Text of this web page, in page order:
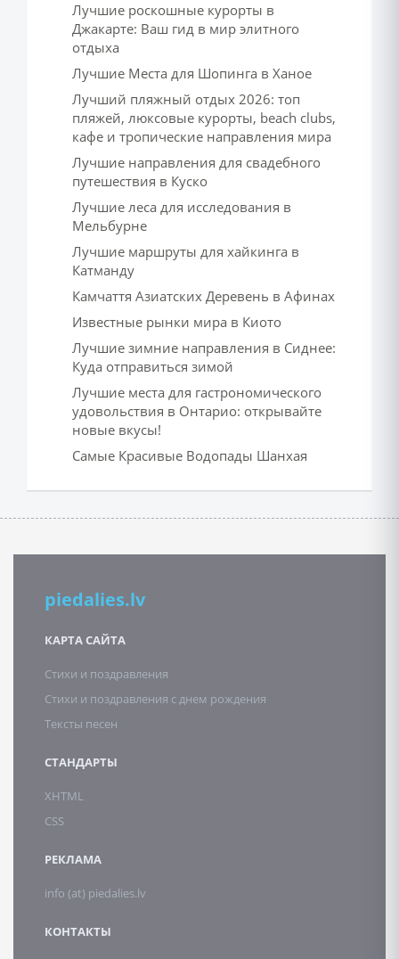
Лучшие роскошные курорты в
Джакарте: Ваш гид в мир элитного
отдыха
Лучшие Места для Шопинга в Ханое
Лучший пляжный отдых 2026: топ
пляжей, люксовые курорты, beach clubs,
кафе и тропические направления мира
Лучшие направления для свадебного
путешествия в Куско
Лучшие леса для исследования в
Мельбурне
Лучшие маршруты для хайкинга в
Катманду
Камчаття Азиатских Деревень в Афинах
Известные рынки мира в Киото
Лучшие зимние направления в Сиднее:
Куда отправиться зимой
Лучшие места для гастрономического
удовольствия в Онтарио: открывайте
новые вкусы!
Самые Красивые Водопады Шанхая
piedalies.lv
КАРТА САЙТА
Стихи и поздравления
Стихи и поздравления с днем рождения
Тексты песен
СТАНДАРТЫ
XHTML
CSS
РЕКЛАМА
info (at) piedalies.lv
КОНТАКТЫ